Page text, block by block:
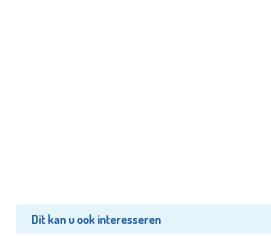
Dit kan u ook interesseren